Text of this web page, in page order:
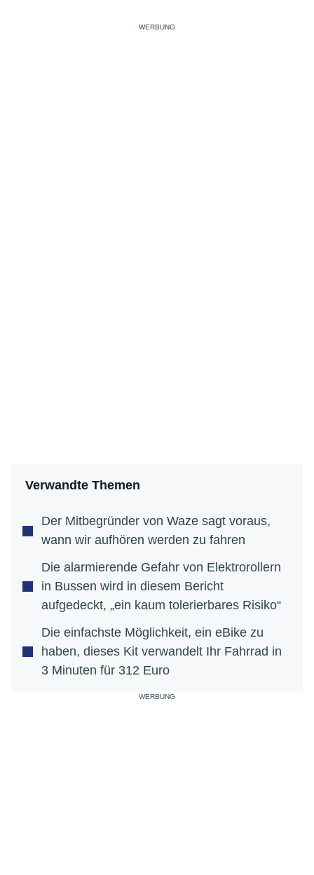
Verwandte Themen
Der Mitbegründer von Waze sagt voraus,
wann wir aufhören werden zu fahren
Die alarmierende Gefahr von Elektrorollern
in Bussen wird in diesem Bericht
aufgedeckt, „ein kaum tolerierbares Risiko“
Die einfachste Möglichkeit, ein eBike zu
haben, dieses Kit verwandelt Ihr Fahrrad in
3 Minuten für 312 Euro